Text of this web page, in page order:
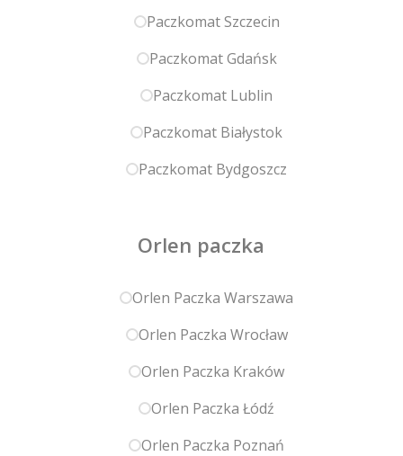
Paczkomat Szczecin
Paczkomat Gdańsk
Paczkomat Lublin
Paczkomat Białystok
Paczkomat Bydgoszcz
Orlen paczka
Orlen Paczka Warszawa
Orlen Paczka Wrocław
Orlen Paczka Kraków
Orlen Paczka Łódź
Orlen Paczka Poznań